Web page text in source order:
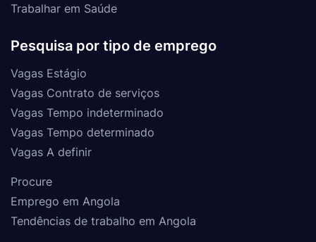
Trabalhar em Saúde
Pesquisa por tipo de emprego
Vagas Estágio
Vagas Contrato de serviços
Vagas Tempo indeterminado
Vagas Tempo determinado
Vagas A definir
Procure
Emprego em Angola
Tendências de trabalho em Angola